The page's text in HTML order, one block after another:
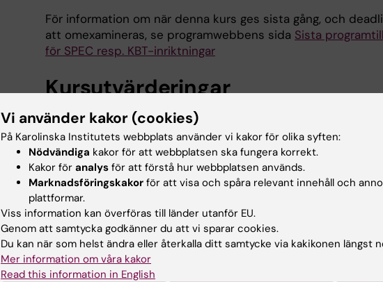
För information om när denna kurs ges sista gång, och
att omexamineras, se programwebbens sida Sista
för SPEC resp. KBT-inriktningar
Kursutvärderingar
Kursanalys HT24 - VT25(PDF, 257.92 KB)
Kursanalys HT23 - VT24(PDF, 257.17 KB)
Kursanalys HT21 - VT22(PDF, 224.19 KB)
Kursanalys HT20 - VT21
Vi använder kakor (cookies)
På Karolinska Institutets webbplats använder vi kakor för olika syften:
Nödvändiga kakor för att webbplatsen ska fungera korrekt.
Kakor för analys för att förstå hur webbplatsen används.
Marknadsföringskakor för att visa och spåra relevant innehåll och
plattformar.
Viss information kan överföras till länder utanför EU.
Genom att samtycka godkänner du att vi sparar cookies.
Du kan när som helst ändra eller återkalla ditt samtycke via kakikonen längst
Mer information om våra kakor
Read this information in English